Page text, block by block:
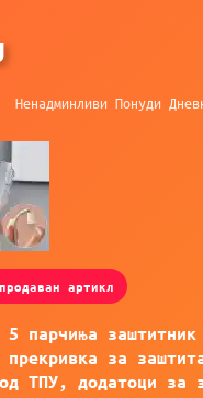
Ненадминливи Понуди
артикл
парчиња заштитник
прекривка за
ТПУ, додатоци за